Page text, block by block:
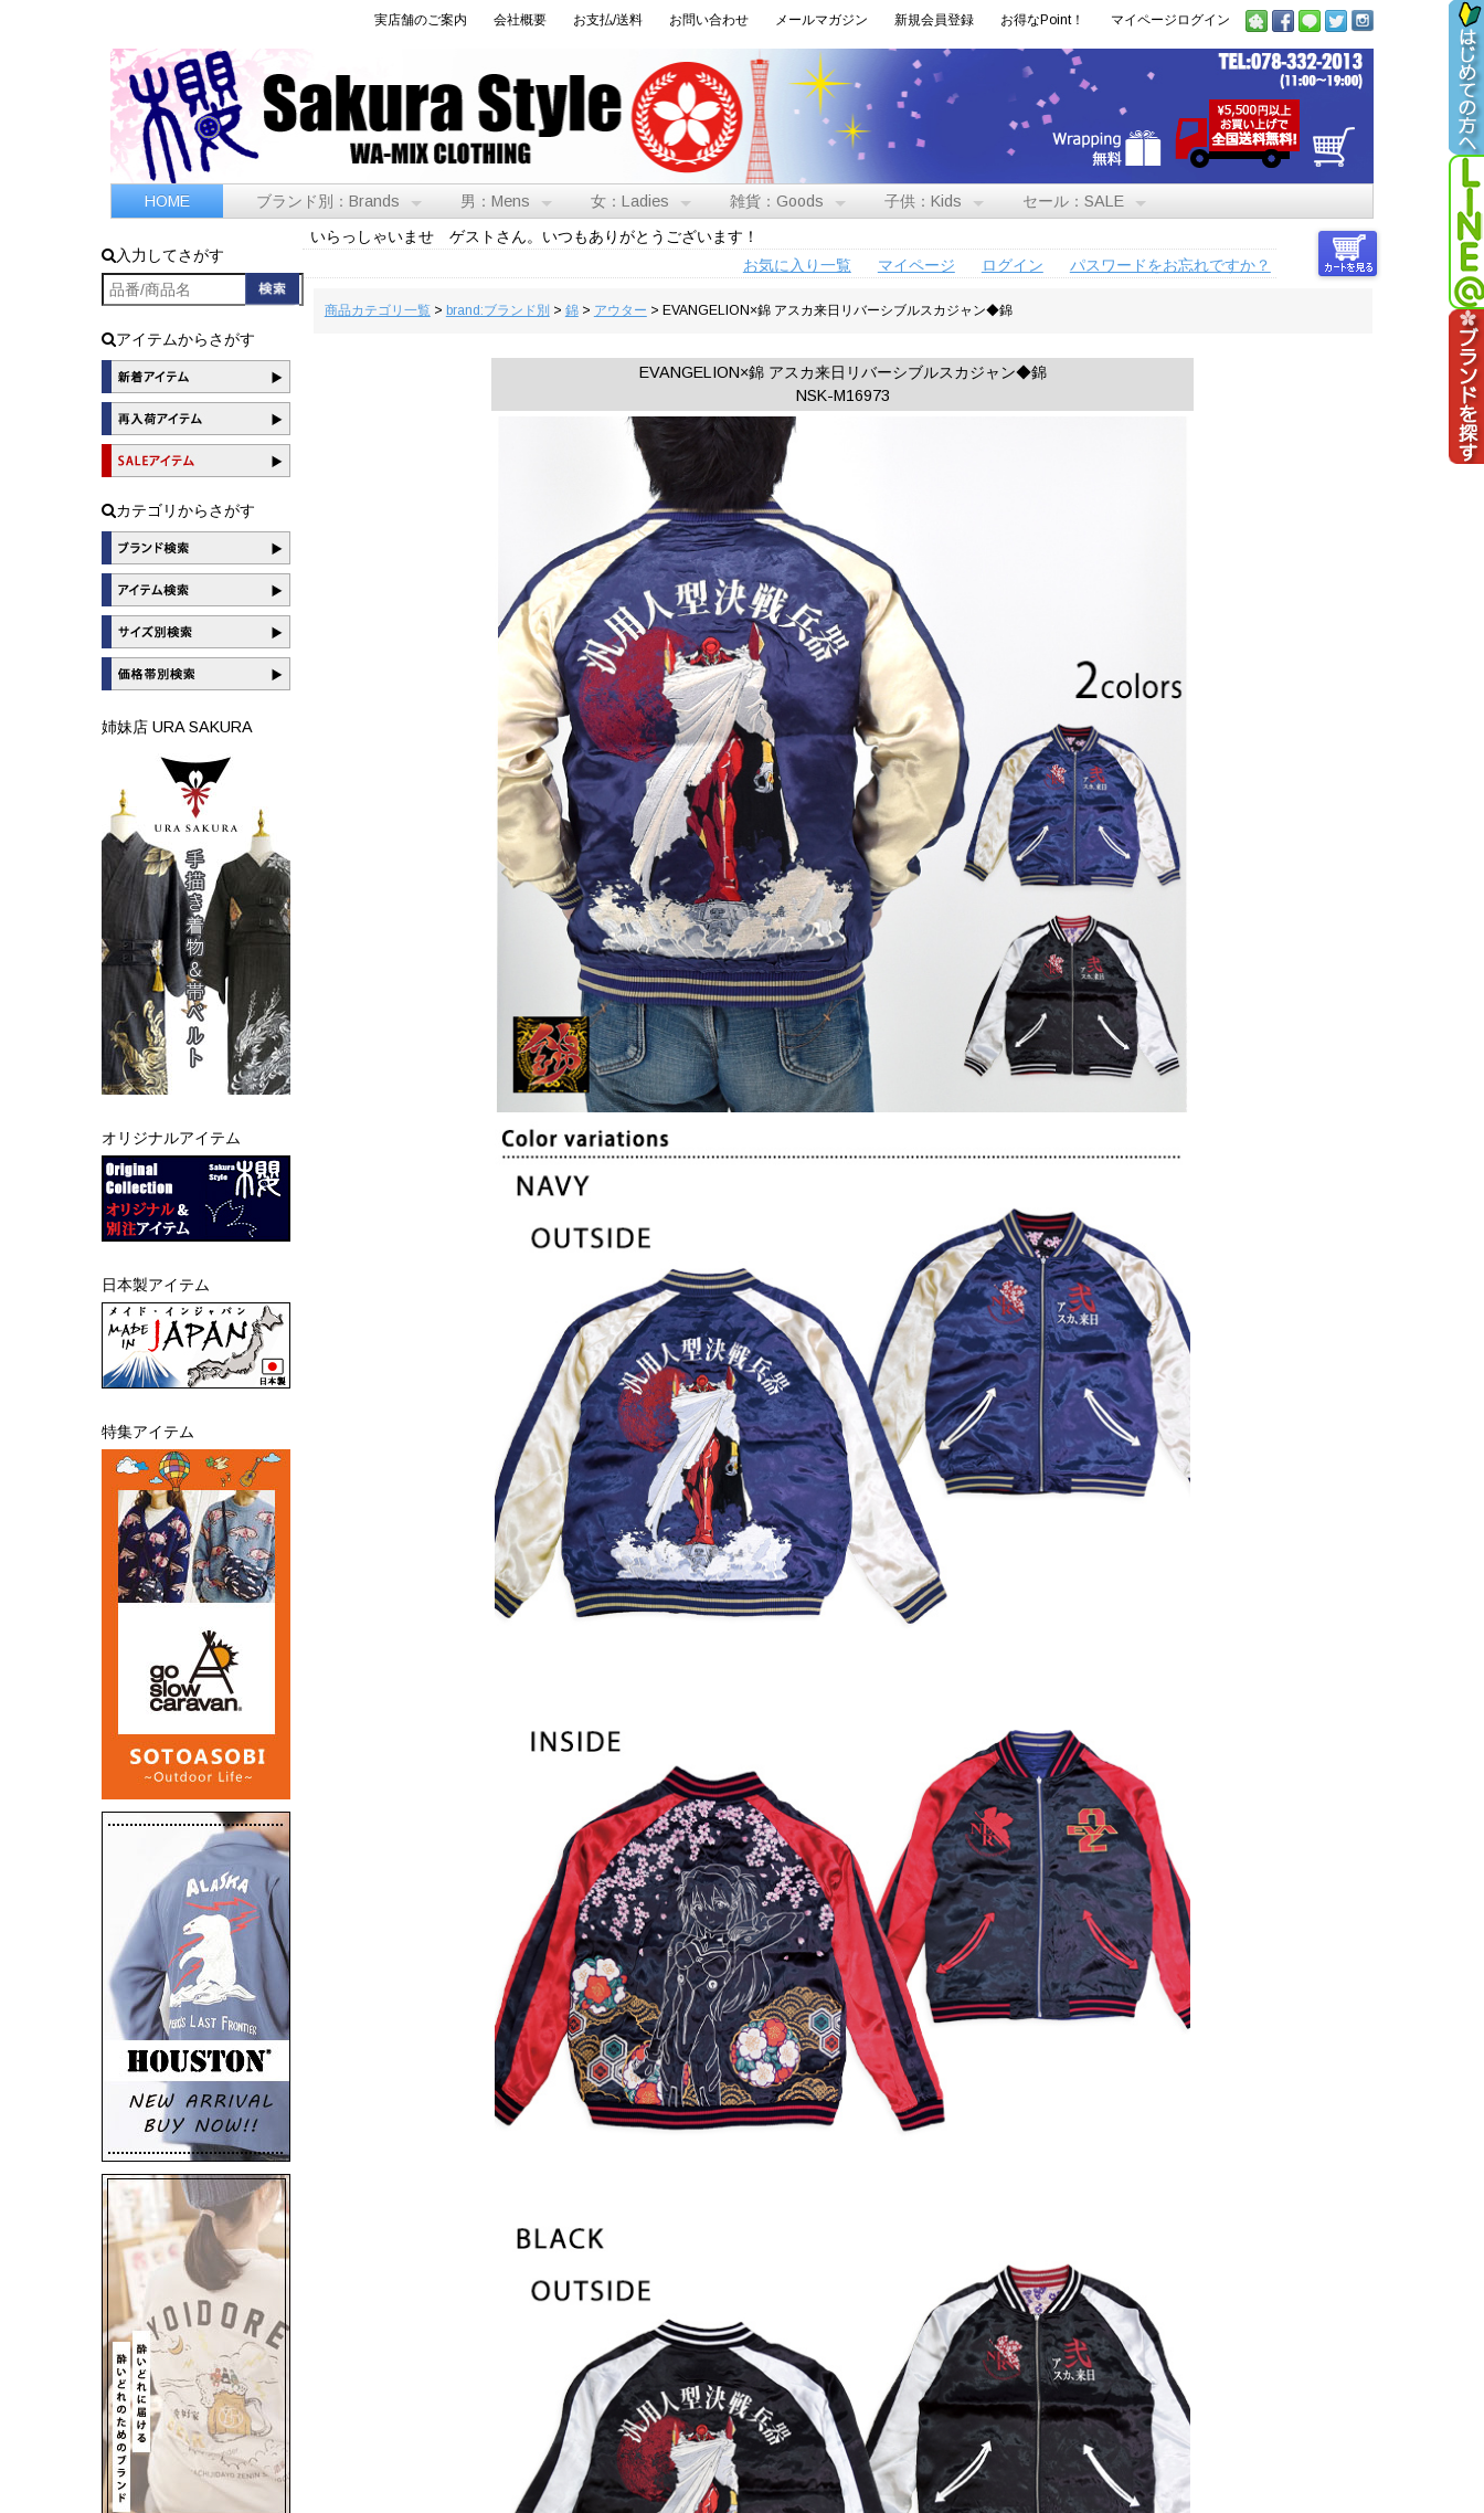
実店舗のご案内 会社概要 お支払/送料 お問い合わせ メールマガジン 新規会員登録 お得なPoint！ マイページログイン
HOME ブランド別：Brands 男：Mens 女：Ladies 雑貨：Goods 子供：Kids セール：SALE
入力してさがす
アイテムからさがす
カテゴリからさがす
姉妹店 URA SAKURA
オリジナルアイテム
日本製アイテム
特集アイテム
いらっしゃいませ ゲストさん。いつもありがとうございます！
お気に入り一覧
マイページ ログイン パスワードをお忘れですか？
商品カテゴリ一覧> brand:ブランド別 > 錦> アウター > EVANGELION×錦 アスカ来日リバーシブルスカジャン◆錦
EVANGELION×錦 アスカ来日リバーシブルスカジャン◆錦
NSK-M16973